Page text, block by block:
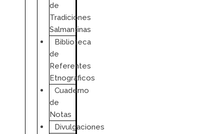
de
Tradiciones
Salmantinas
Biblioteca
de
Referentes
Etnográficos
Cuaderno
de
Notas
Divulgaciones